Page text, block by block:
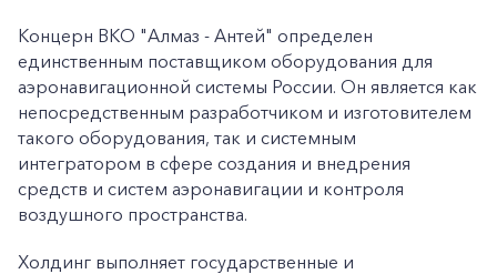
Концерн ВКО "Алмаз - Антей" определен
единственным поставщиком оборудования для
аэронавигационной системы России. Он является как
непосредственным разработчиком и изготовителем
такого оборудования, так и системным
интегратором в сфере создания и внедрения
средств и систем аэронавигации и контроля
воздушного пространства.
Холдинг выполняет государственные и